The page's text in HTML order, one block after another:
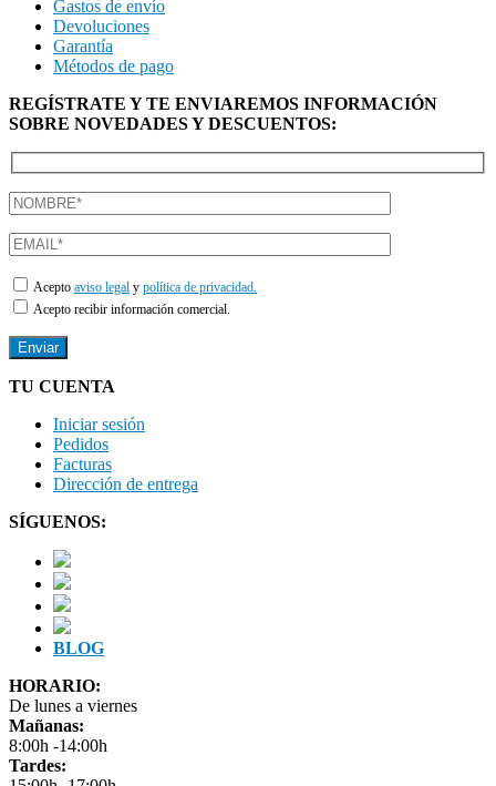
Gastos de envío
Devoluciones
Garantía
Métodos de pago
REGÍSTRATE Y TE ENVIAREMOS INFORMACIÓN
SOBRE NOVEDADES Y DESCUENTOS:
Acepto aviso legal y política de privacidad.
Acepto recibir información comercial.
TU CUENTA
Iniciar sesión
Pedidos
Facturas
Dirección de entrega
SÍGUENOS:
BLOG
HORARIO:
De lunes a viernes
Mañanas:
8:00h -14:00h
Tardes: